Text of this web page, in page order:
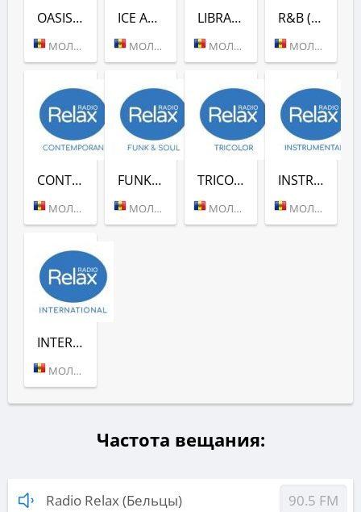
OASIS (RADIO RELAX)
МОЛДОВА (КИШИНЕВ)
ICE ARENA (RADIO RELAX)
МОЛДОВА (КИШИНЕВ)
LIBRARIUS (RADIO RELAX)
МОЛДОВА (КИШИНЕВ)
R&B (RADIO RELAX)
МОЛДОВА (КИШИНЕВ)
CONTEMPORAN (RADIO RELAX)
МОЛДОВА (КИШИНЕВ)
FUNK & SOUL (RADIO RELAX)
МОЛДОВА (КИШИНЕВ)
TRICOLOR (RADIO RELAX)
МОЛДОВА (КИШИНЕВ)
INSTRUMENTAL (RADIO RELAX MOLDOVA)
МОЛДОВА (КИШИНЕВ)
INTERNATIONAL (RADIO RELAX)
МОЛДОВА (КИШИНЕВ)
Частота вещания:
Radio Relax (Бельцы) 90.5 FM